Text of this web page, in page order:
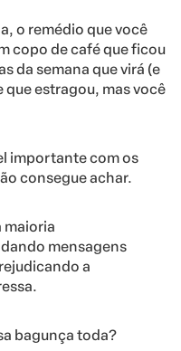
o remédio que você
copo de café que ficou
da semana que virá (e
estragou, mas você
importante com os
consegue achar.
maioria
mensagens
a
bagunça toda?